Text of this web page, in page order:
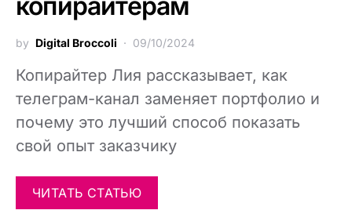
by Digital Broccoli 09/10/2024
Копирайтер Лия рассказывает, как
телеграм-канал заменяет портфолио и
почему это лучший способ показать
свой опыт заказчику
ЧИТАТЬ СТАТЬЮ